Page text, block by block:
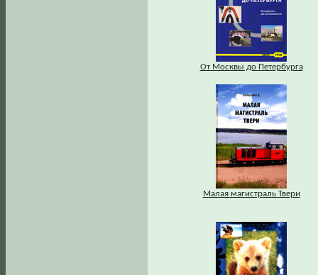
От Москвы до Петербурга
Малая магистраль Твери